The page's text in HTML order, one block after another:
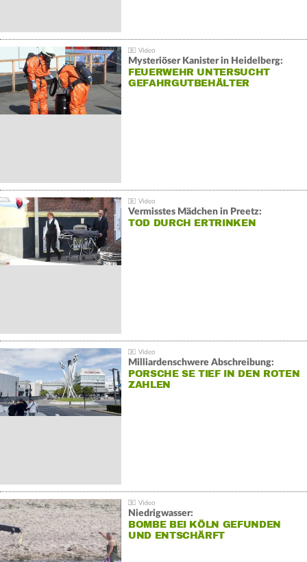
Mysteriöser Kanister in Heidelberg:
FEUERWEHR UNTERSUCHT
GEFAHRGUTBEHÄLTER
Vermisstes Mädchen in Preetz:
TOD DURCH ERTRINKEN
Milliardenschwere Abschreibung:
PORSCHE SE TIEF IN DEN ROTEN
ZAHLEN
Niedrigwasser:
BOMBE BEI KÖLN GEFUNDEN
UND ENTSCHÄRFT